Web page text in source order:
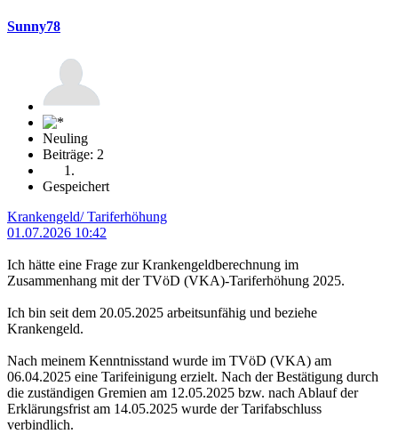
Sunny78
Neuling
Beiträge: 2
Gespeichert
Krankengeld/ Tariferhöhung
01.07.2026 10:42
Ich hätte eine Frage zur Krankengeldberechnung im
Zusammenhang mit der TVöD (VKA)-Tariferhöhung 2025.
Ich bin seit dem 20.05.2025 arbeitsunfähig und beziehe
Krankengeld.
Nach meinem Kenntnisstand wurde im TVöD (VKA) am
06.04.2025 eine Tarifeinigung erzielt. Nach der Bestätigung durch
die zuständigen Gremien am 12.05.2025 bzw. nach Ablauf der
Erklärungsfrist am 14.05.2025 wurde der Tarifabschluss
verbindlich.